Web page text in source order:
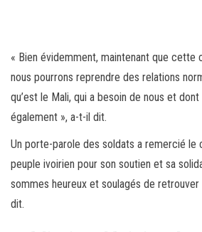
« Bien évidemment, maintenant que cette
nous pourrons reprendre des relations
qu’est le Mali, qui a besoin de nous et
également », a-t-il dit.
Un porte-parole des soldats a remercié le
peuple ivoirien pour son soutien et sa
sommes heureux et soulagés de retrouver
dit.